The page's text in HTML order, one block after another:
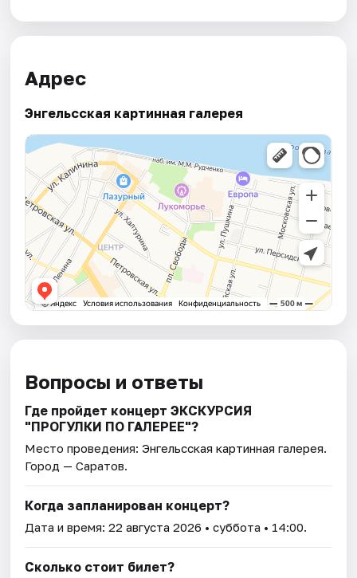
Адрес
Энгельсская картинная галерея
Вопросы и ответы
Где пройдет концерт ЭКСКУРСИЯ
"ПРОГУЛКИ ПО ГАЛЕРЕЕ"?
Место проведения:Энгельсская картинная галерея.
Город — Саратов.
Когда запланирован концерт?
Дата и время:22 августа 2026 • суббота • 14:00.
Сколько стоит билет?